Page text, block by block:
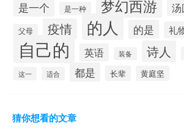
是一个 是一种 梦幻西游 汤
父母 疫情 的人 的是 礼
自己的 英语 装备 诗人
这一 适合 都是 长辈 黄庭坚
猜你想看的文章